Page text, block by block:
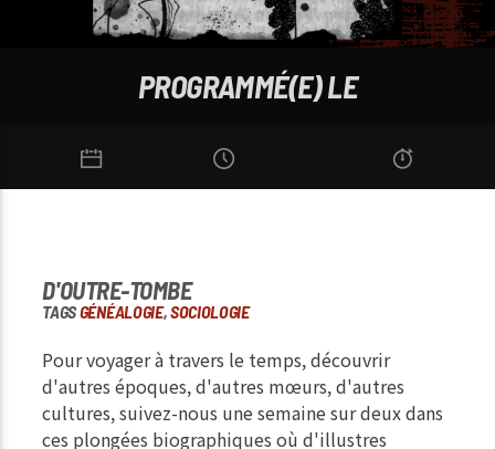
PROGRAMMÉ(E) LE
D'OUTRE-TOMBE
TAGSGÉNÉALOGIE,SOCIOLOGIE
Pour voyager à travers le temps, découvrir
d'autres époques, d'autres mœurs, d'autres
cultures, suivez-nous une semaine sur deux dans
ces plongées biographiques où d'illustres